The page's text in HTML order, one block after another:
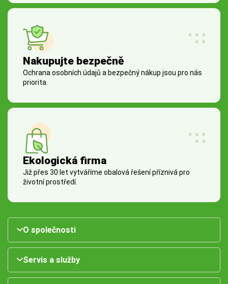
Nakupujte bezpečně
Ochrana osobních údajů a bezpečný nákup jsou pro nás
priorita.
Ekologická firma
Již přes 30 let vytváříme obalová řešení příznivá pro
životní prostředí.
O společnosti
Servis a služby